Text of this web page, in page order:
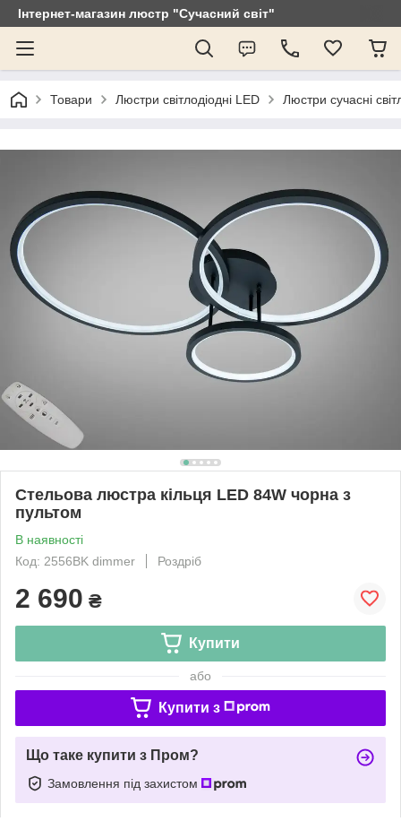
Інтернет-магазин люстр "Сучасний світ"
Товари Люстри світлодіодні LED Люстри сучасні
Стельова люстра кільця LED 84W чорна з
пультом
В наявності
Код: 2556BK dimmer
Роздріб
2 690 ₴
Купити
або
Купити з
Що таке купити з Пром?
Замовлення під захистом